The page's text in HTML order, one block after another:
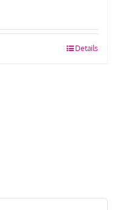
Details